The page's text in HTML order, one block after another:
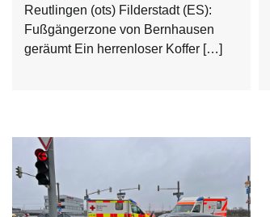
Reutlingen (ots) Filderstadt (ES):
Fußgängerzone von Bernhausen
geräumt Ein herrenloser Koffer […]